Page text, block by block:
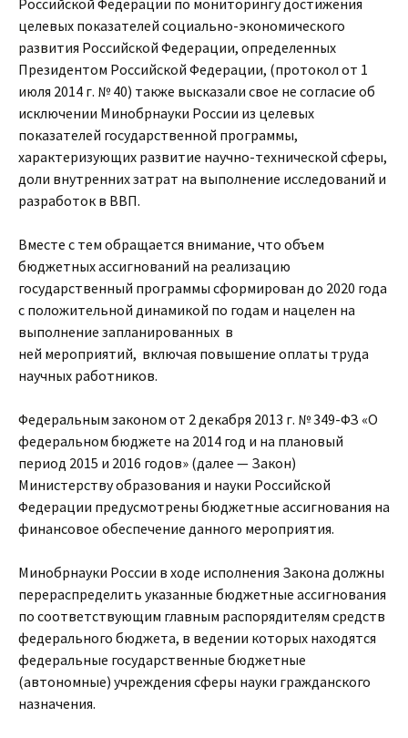
Российской Федерации по мониторингу достижения
целевых показателей социально-экономического
развития Российской Федерации, определенных
Президентом Российской Федерации, (протокол от 1
июля 2014 г. № 40) также высказали свое не согласие об
исключении Минобрнауки России из целевых
показателей государственной программы,
характеризующих развитие научно-технической сферы,
доли внутренних затрат на выполнение исследований и
разработок в ВВП.
Вместе с тем обращается внимание, что объем
бюджетных ассигнований на реализацию
государственный программы сформирован до 2020 года
с положительной динамикой по годам и нацелен на
выполнение запланированных в
ней мероприятий, включая повышение оплаты труда
научных работников.
Федеральным законом от 2 декабря 2013 г. № 349-ФЗ «О
федеральном бюджете на 2014 год и на плановый
период 2015 и 2016 годов» (далее — Закон)
Министерству образования и науки Российской
Федерации предусмотрены бюджетные ассигнования на
финансовое обеспечение данного мероприятия.
Минобрнауки России в ходе исполнения Закона должны
перераспределить указанные бюджетные ассигнования
по соответствующим главным распорядителям средств
федерального бюджета, в ведении которых находятся
федеральные государственные бюджетные
(автономные) учреждения сферы науки гражданского
назначения.